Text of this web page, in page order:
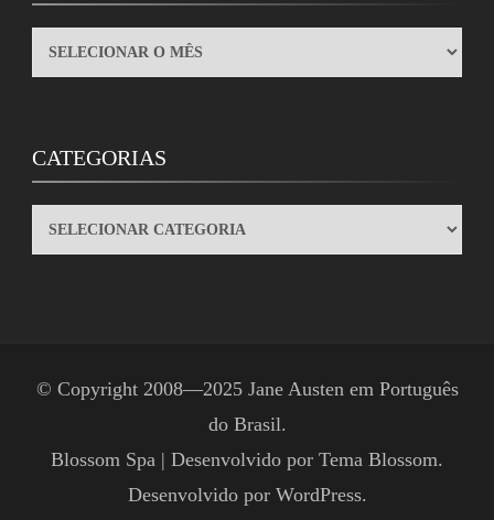
ARQUIVOS
CATEGORIAS
CATEGORIAS
© Copyright 2008—2025 Jane Austen em Português
do Brasil.
Blossom Spa | Desenvolvido por Tema Blossom.
Desenvolvido por WordPress.